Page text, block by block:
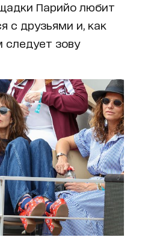
Парийо любит
с друзьями и, как
следует зову